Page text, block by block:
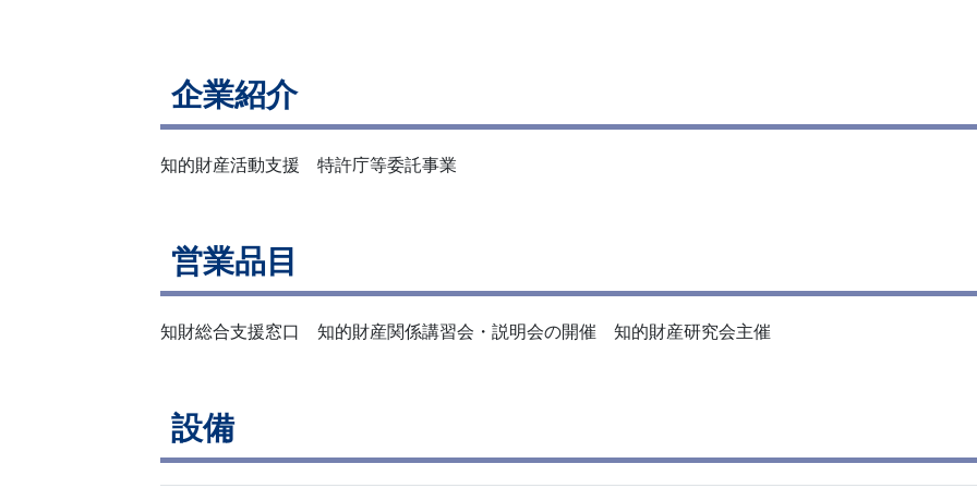
企業紹介
知的財産活動支援 特許庁等委託事業
営業品目
知財総合支援窓口 知的財産関係講習会・説明会の開催 知的財産研究会主催
設備